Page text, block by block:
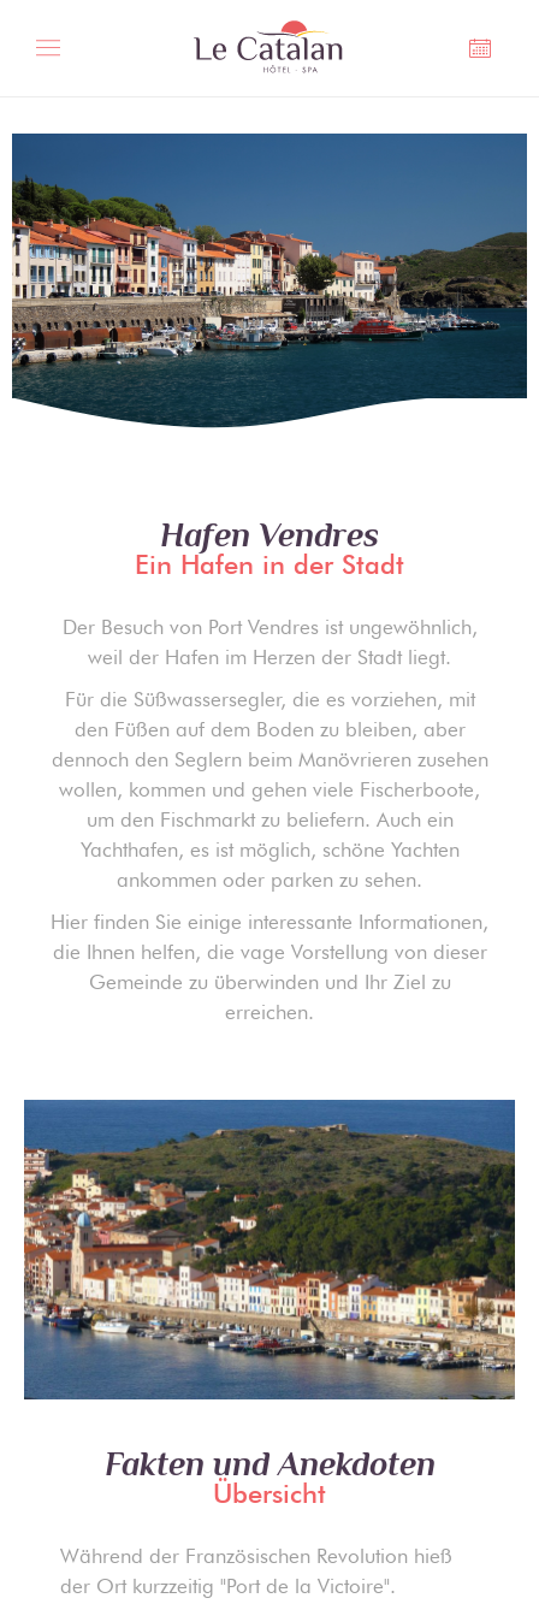
Hafen Vendres
Ein Hafen in der Stadt
Der Besuch von Port Vendres ist ungewöhnlich,
weil der Hafen im Herzen der Stadt liegt.
Für die Süßwassersegler, die es vorziehen, mit
den Füßen auf dem Boden zu bleiben, aber
dennoch den Seglern beim Manövrieren zusehen
wollen, kommen und gehen viele Fischerboote,
um den Fischmarkt zu beliefern. Auch ein
Yachthafen, es ist möglich, schöne Yachten
ankommen oder parken zu sehen.
Hier finden Sie einige interessante Informationen,
die Ihnen helfen, die vage Vorstellung von dieser
Gemeinde zu überwinden und Ihr Ziel zu
erreichen.
Fakten und Anekdoten
Übersicht
Während der Französischen Revolution hieß
der Ort kurzzeitig "Port de la Victoire".